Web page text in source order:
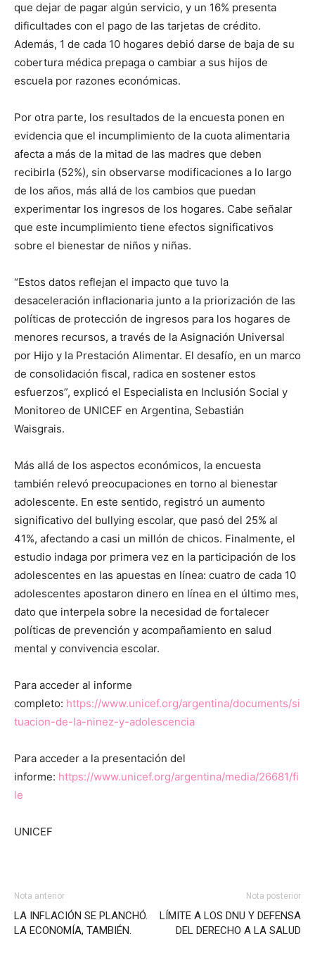
que dejar de pagar algún servicio, y un 16% presenta
dificultades con el pago de las tarjetas de crédito.
Además, 1 de cada 10 hogares debió darse de baja de su
cobertura médica prepaga o cambiar a sus hijos de
escuela por razones económicas.
Por otra parte, los resultados de la encuesta ponen en
evidencia que el incumplimiento de la cuota alimentaria
afecta a más de la mitad de las madres que deben
recibirla (52%), sin observarse modificaciones a lo largo
de los años, más allá de los cambios que puedan
experimentar los ingresos de los hogares. Cabe señalar
que este incumplimiento tiene efectos significativos
sobre el bienestar de niños y niñas.
“Estos datos reflejan el impacto que tuvo la
desaceleración inflacionaria junto a la priorización de las
políticas de protección de ingresos para los hogares de
menores recursos, a través de la Asignación Universal
por Hijo y la Prestación Alimentar. El desafío, en un marco
de consolidación fiscal, radica en sostener estos
esfuerzos”, explicó el Especialista en Inclusión Social y
Monitoreo de UNICEF en Argentina, Sebastián
Waisgrais.
Más allá de los aspectos económicos, la encuesta
también relevó preocupaciones en torno al bienestar
adolescente. En este sentido, registró un aumento
significativo del bullying escolar, que pasó del 25% al
41%, afectando a casi un millón de chicos. Finalmente, el
estudio indaga por primera vez en la participación de los
adolescentes en las apuestas en línea: cuatro de cada 10
adolescentes apostaron dinero en línea en el último mes,
dato que interpela sobre la necesidad de fortalecer
políticas de prevención y acompañamiento en salud
mental y convivencia escolar.
Para acceder al informe
completo: https://www.unicef.org/argentina/documents/si
tuacion-de-la-ninez-y-adolescencia
Para acceder a la presentación del
informe: https://www.unicef.org/argentina/media/26681/fi
le
UNICEF
Nota anterior
LA INFLACIÓN SE PLANCHÓ.
LA ECONOMÍA, TAMBIÉN.
Nota posterior
LÍMITE A LOS DNU Y DEFENSA
DEL DERECHO A LA SALUD